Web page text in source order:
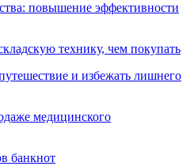
повышение эффективности
технику, чем покупать
и избежать лишнего
медицинского
банкнот